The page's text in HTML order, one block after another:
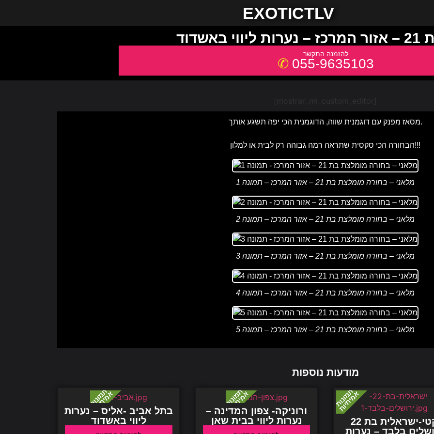
EXOTICTLV
055-9635103
[mostrar_mi_custom_editor]
מסאז מפנק עם דוגמנית שווה, הדוגמנית הכי יפה תשגע אותך.
הבחורה הכי סקסית שתראה רמה גבוהה רק לבית או למלון!!!
מלאני – בחורה מומלצת בת 21 – אזור המרכז – תמונה 1
מלאני – בחורה מומלצת בת 21 – אזור המרכז – תמונה 2
מלאני – בחורה מומלצת בת 21 – אזור המרכז – תמונה 3
מלאני – בחורה מומלצת בת 21 – אזור המרכז – תמונה 4
מלאני – בחורה מומלצת בת 21 – אזור המרכז – תמונה 5
מודעות נוספות
בתל אביב -אליס – נערות
ליווי באשדוד
ורוניקה- צפון המדינה –
נערות ליווי בבית שאן
קטי-ישראלית בת 22
בלבד – נערות